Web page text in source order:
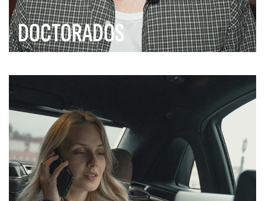
DOCTORADOS